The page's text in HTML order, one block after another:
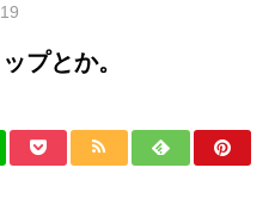
プとか。